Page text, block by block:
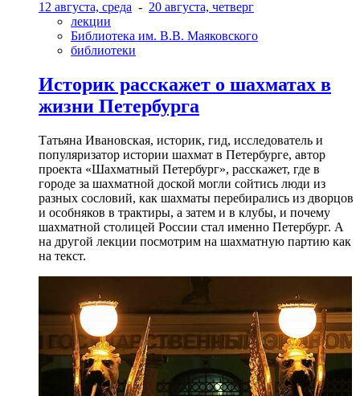
12 августа, среда - 20 августа, четверг
лекции
Библиотека им. В.В. Маяковского
библиотеки
Историк расскажет о шахматах в
жизни Петербурга
Татьяна Ивановская, историк, гид, исследователь и
популяризатор истории шахмат в Петербурге, автор
проекта «Шахматный Петербург», расскажет, где в
городе за шахматной доской могли сойтись люди из
разных сословий, как шахматы перебирались из дворцов
и особняков в трактиры, а затем и в клубы, и почему
шахматной столицей России стал именно Петербург. А
на другой лекции посмотрим на шахматную партию как
на текст.